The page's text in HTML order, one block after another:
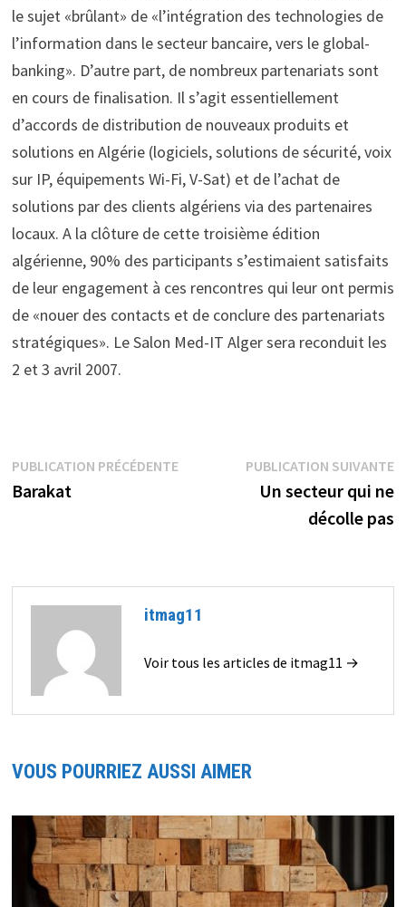
le sujet «brûlant» de «l’intégration des technologies de
l’information dans le secteur bancaire, vers le global-
banking». D’autre part, de nombreux partenariats sont
en cours de finalisation. Il s’agit essentiellement
d’accords de distribution de nouveaux produits et
solutions en Algérie (logiciels, solutions de sécurité, voix
sur IP, équipements Wi-Fi, V-Sat) et de l’achat de
solutions par des clients algériens via des partenaires
locaux. A la clôture de cette troisième édition
algérienne, 90% des participants s’estimaient satisfaits
de leur engagement à ces rencontres qui leur ont permis
de «nouer des contacts et de conclure des partenariats
stratégiques». Le Salon Med-IT Alger sera reconduit les
2 et 3 avril 2007.
Navigation
de
PUBLICATION PRÉCÉDENTEPublication
précédente :
Barakat
PUBLICATION SUIVANTE
Un secteur qui ne
décolle pas
itmag11
Voir tous les articles de itmag11 →
VOUS POURRIEZ AUSSI AIMER